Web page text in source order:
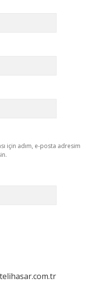
için adım, e-posta adresim